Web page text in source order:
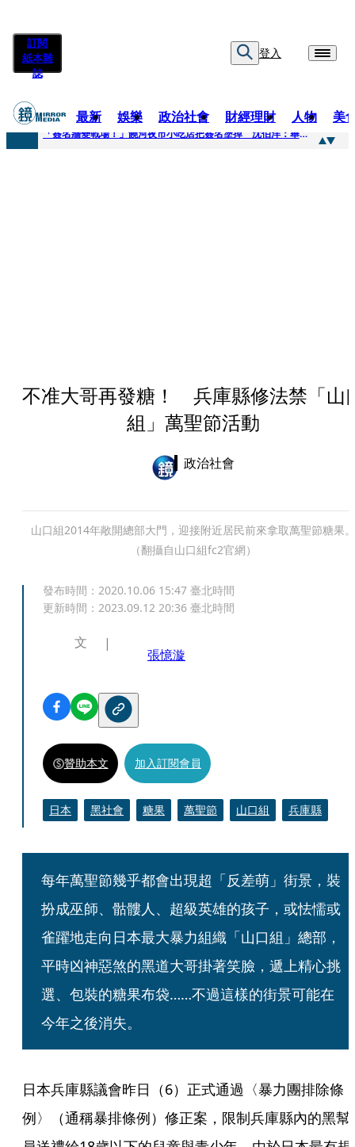
訂閱
紙本雜
誌
登入
最新 娛樂 政治社會 財經理財 人物 美
快訊
「簽名牆變戰場！」饒河夜市小吃店把簽名塗掉 沈伯洋：舉雙手贊成
不准大哥再發糖！ 兵庫縣修法禁「山
組」萬聖節活動
政治社會
山口組2014年敞開總部大門，迎接附近居民前來拿取萬聖節糖果。
（翻攝自山口組fc2官網）
發布時間： 2020.10.06 15:47 臺北時間
更新時間： 2023.09.12 20:36 臺北時間
文
張憶漩
贊助本文 加入訂閱會員
日本 黑社會 糖果 萬聖節 山口組 兵庫縣
每年萬聖節幾乎都會出現超「反差萌」街景，裝
扮成巫師、骷髏人、超級英雄的孩子，或怯懦或
雀躍地走向日本最大暴力組織「山口組」總部，
平時凶神惡煞的黑道大哥掛著笑臉，遞上精心挑
選、包裝的糖果布袋……不過這樣的街景可能在
今年之後消失。
日本兵庫縣議會昨日（6）正式通過〈暴力團排除條
例〉（通稱暴排條例）修正案，限制兵庫縣內的黑幫